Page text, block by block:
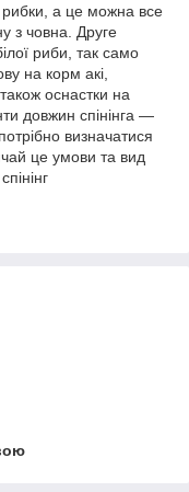
рибки, а це можна все
з човна. Друге
риби, так само
на корм акі,
оснастки на
довжин спінінга —
визначатися
це умови та вид